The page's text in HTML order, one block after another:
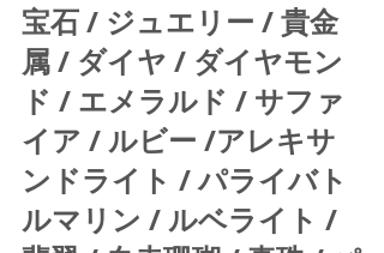
宝石 / ジュエリー / 貴金
属 / ダイヤ / ダイヤモン
ド / エメラルド / サファ
イア / ルビー /アレキサ
ンドライト / パライバト
ルマリン / ルベライト /